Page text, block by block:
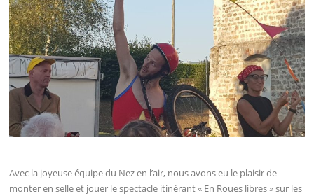
Avec la joyeuse équipe du Nez en l’air, nous avons eu le plaisir de
monter en selle et jouer le spectacle itinérant « En Roues libres » sur les